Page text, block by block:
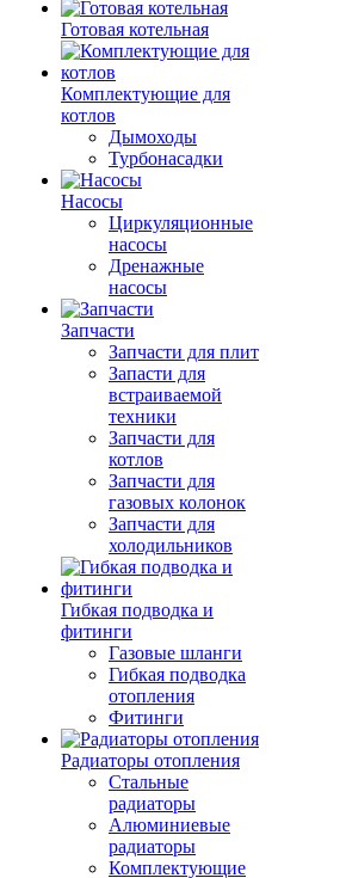
Готовая котельная
Комплектующие для
котлов
Дымоходы
Турбонасадки
Насосы
Циркуляционные
насосы
Дренажные
насосы
Запчасти
Запчасти для плит
Запасти для
встраиваемой
техники
Запчасти для
котлов
Запчасти для
газовых колонок
Запчасти для
холодильников
Гибкая подводка и
фитинги
Газовые шланги
Гибкая подводка
отопления
Фитинги
Радиаторы отопления
Стальные
радиаторы
Алюминиевые
радиаторы
Комплектующие